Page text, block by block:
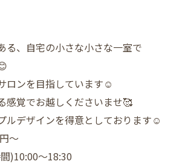
る、自宅の小さな小さな一室で
ロンを目指しています☺️
感覚でお越しくださいませ🥰
ルデザインを得意としております☺️
〜
)10:00〜18:30